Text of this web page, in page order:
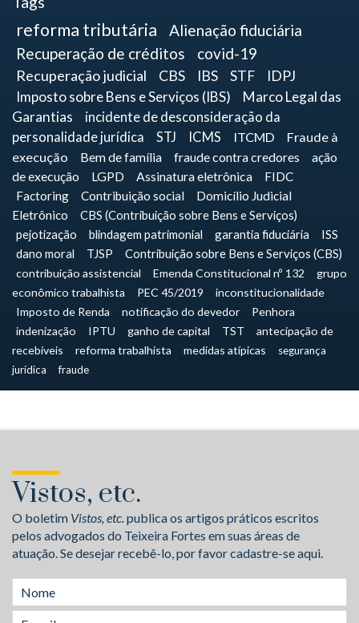
reforma tributária
Alienação fiduciária
Recuperação de créditos
covid-19
Recuperação judicial CBS IBS STF
IDPJ
Imposto sobre Bens e Serviços (IBS)
Marco Legal das
Garantias
incidente de desconsideração da
personalidade jurídica
STJ ICMS ITCMD
Fraude à
execução
Bem de família fraude contra credores
ação
de execução
LGPD Assinatura eletrônica
FIDC
Factoring
Contribuição social
Domicílio Judicial
Eletrônico
CBS (Contribuição sobre Bens e Serviços)
pejotização
blindagem patrimonial garantia fiduciária
ISS
dano moral
TJSP Contribuição sobre Bens e Serviços (CBS)
contribuição assistencial Emenda Constitucional nº 132
grupo
econômico trabalhista
PEC 45/2019
inconstitucionalidade
Imposto de Renda
notificação do devedor
Penhora
indenização
IPTU ganho de capital TST
antecipação de
recebíveis
reforma trabalhista medidas atípicas
segurança
jurídica
fraude
Vistos, etc.
O boletim Vistos, etc.publica os artigos práticos escritos
pelos advogados do Teixeira Fortes em suas áreas de
atuação. Se desejar recebê-lo, por favor cadastre-se aqui.